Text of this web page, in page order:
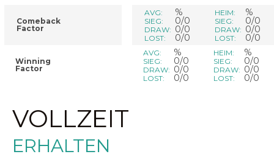
Comeback
Factor
Winning
Factor
AVG: %
SIEG: 0/0
DRAW: 0/0
LOST: 0/0
HEIM: %
SIEG: 0/0
DRAW: 0/0
LOST: 0/0
AVG: %
SIEG: 0/0
DRAW: 0/0
LOST: 0/0
HEIM: %
SIEG: 0/0
DRAW: 0/0
LOST: 0/0
VOLLZEIT
ERHALTEN